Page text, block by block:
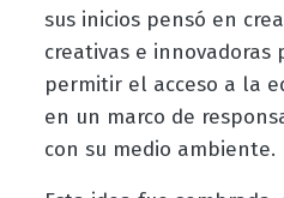
sus inicios pensó en
creativas e innovadoras
permitir el acceso a la
en un marco de
con su medio ambiente.